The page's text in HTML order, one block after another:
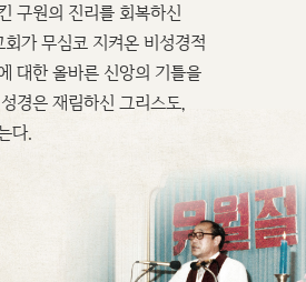
구원의 진리를 회복하신
회가무심코 지켜온 비성경적
대한 올바른 신앙의 기틀을
경은 재림하신 그리스도,
다.